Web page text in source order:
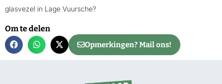
glasvezel in Lage Vuursche?
Om te delen
Opmerkingen? Mail ons!